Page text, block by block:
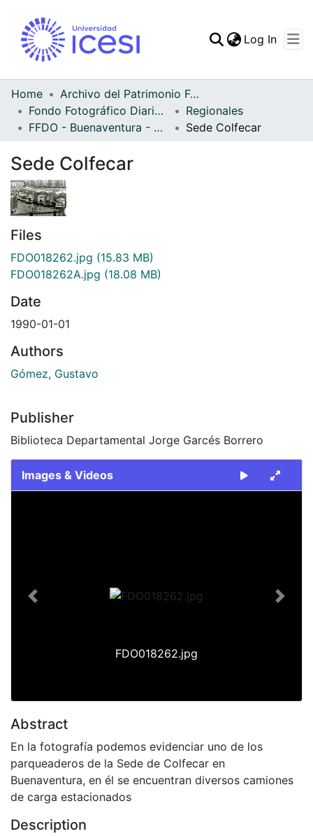
Statistics
Log In
Home
Archivo del Patrimonio Fotográfico y Fílmico del Valle del Cauca
Fondo Fotográfico Diario Occidente
Regionales
FFDO - Buenaventura - Patrimonial
Sede Colfecar
Sede Colfecar
Files
FDO018262.jpg (15.83 MB)
FDO018262A.jpg (18.08 MB)
Date
1990-01-01
Authors
Gómez, Gustavo
Publisher
Biblioteca Departamental Jorge Garcés Borrero
Images & Videos
FDO018262.jpg
Previous Next
Abstract
En la fotografía podemos evidenciar uno de los
parqueaderos de la Sede de Colfecar en
Buenaventura, en él se encuentran diversos camiones
de carga estacionados
Description